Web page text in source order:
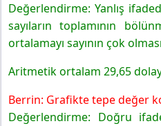
Değerlendirme: Yanlış
sayıların toplamının
ortalamayı sayının çok
Aritmetik ortalam 29,65
Berrin: Grafikte tepe değer
Değerlendirme: Doğru